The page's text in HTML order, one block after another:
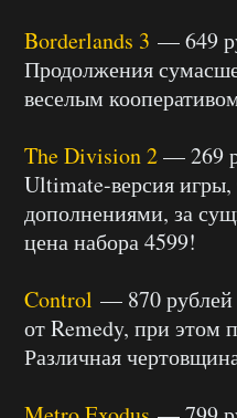
Borderlands 3 — 649
Продолжения
веселым
The Division 2— 269
Ultimate-версия игры,
дополнениями, за
цена набора 4599!
Control — 870 рублей
от Remedy, при этом
Различная